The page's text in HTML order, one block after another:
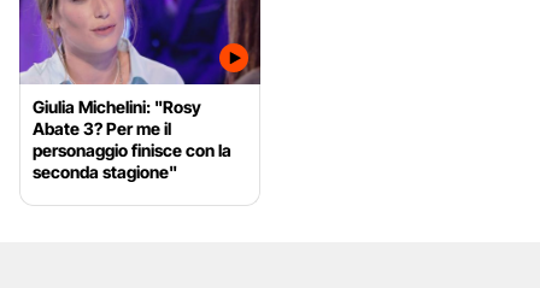
Giulia Michelini: "Rosy
Abate 3? Per me il
personaggio finisce con la
seconda stagione"